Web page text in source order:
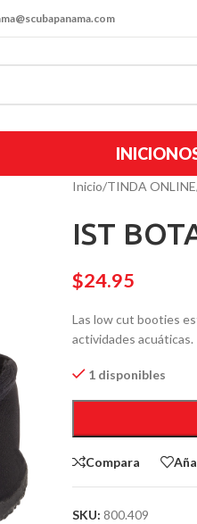
INICIO
Inicio/TINDA ONLINE
IST
$24.95
Las low cut booties
actividades acuáticas.
1 disponibles
Compara
SKU: 800.409